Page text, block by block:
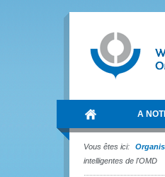
A
Vous êtes ici:
intelligentes de l'OMD